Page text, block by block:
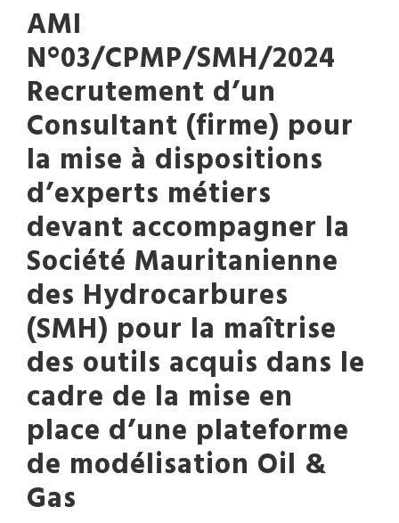
AMI
N°03/CPMP/SMH/2024
Recrutement d’un
Consultant (firme) pour
la mise à dispositions
d’experts métiers
devant accompagner la
Société Mauritanienne
des Hydrocarbures
(SMH) pour la maîtrise
des outils acquis dans le
cadre de la mise en
place d’une plateforme
de modélisation Oil &
Gas